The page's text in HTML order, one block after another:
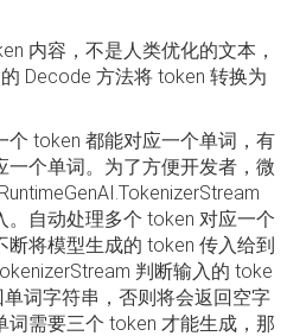
内容，不是人类优化的文本，
Decode 方法将 token 转换为
token 都能对应一个单词，有
个单词。为了方便开发者，微
自动处理多个 token 对应一个
将模型生成的 token 传入给到
判断输入的 toke
词字符串，否则将会返回空字
需要三个 token 才能生成，那